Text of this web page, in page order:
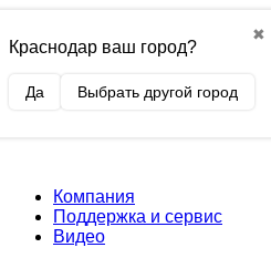
✖
Краснодар ваш город?
Да Выбрать другой город
Компания
Поддержка и сервис
Видео